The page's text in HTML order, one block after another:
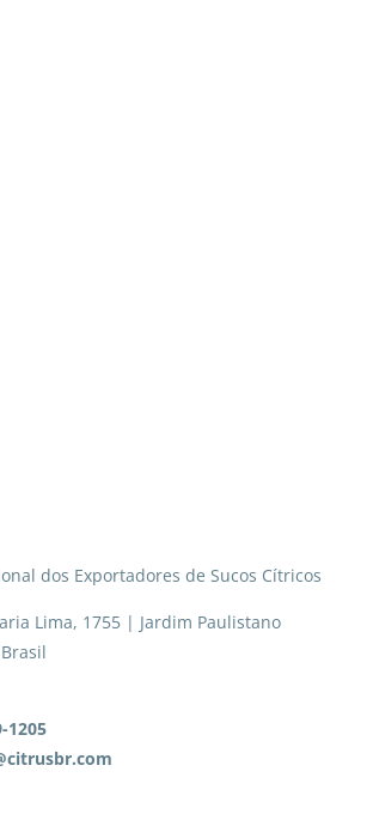
dos Exportadores de Sucos Cítricos
Lima, 1755 | Jardim Paulistano
1205